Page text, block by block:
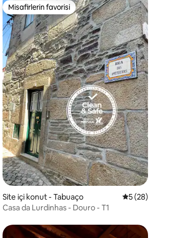
4,92 puan, 26 değerlendirme
Misafirlerin favorisi
Misafirlerin favorisi
Site içi konut - Tabuaço 5 üzerinden
5 (28)
Casa da Lurdinhas - Douro - T1